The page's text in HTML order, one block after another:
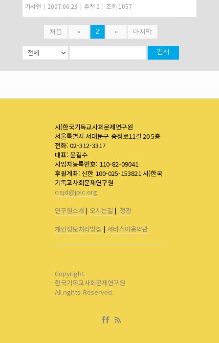
기사연 | 2007.06.29 | 추천 0 | 조회 1057
처음 « 2 » 마지막
검색
사)한국기독교사회문제연구원
서울특별시 서대문구 충정로11길 20 5층
전화: 02-312-3317
대표: 윤길수
사업자등록번호: 110-82-09041
후원계좌: 신한 100-025-153821 사)한국
기독교사회문제연구원
cisjd@jpic.org
연구원소개 | 오시는길 | 정관
개인정보처리방침 | 서비스이용약관
Copyright
한국기독교사회문제연구원
All rights Reserved.